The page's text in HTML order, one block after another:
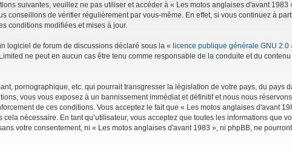
suivantes, veuillez ne pas utiliser et accéder à « Les motos anglaises d'avant
de vérifier régulièrement par vous-même. En effet, si vous continuez à
conditions modifiées et mises à jour.
logiciel de forum de discussions déclaré sous la « licence publique générale GNU 2.0
ne peut en aucun cas être tenu comme responsable de la conduite et du
pornographique, etc. qui pourrait transgresser la législation de votre pays, du pays
vous vous exposez à un bannissement immédiat et définitif et nous nous
de ces conditions. Vous acceptez le fait que « Les motos anglaises d'avant
nécessaire. En tant qu’utilisateur, vous acceptez que toutes les informations que
votre consentement, ni « Les motos anglaises d'avant 1983 », ni phpBB, ne